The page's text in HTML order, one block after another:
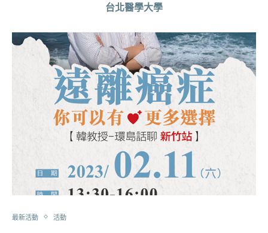
台北醫學大學
最新活動 活動